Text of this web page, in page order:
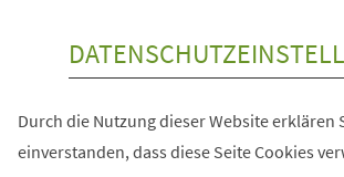
Durch die Nutzung dieser Website erklären
einverstanden, dass diese Seite Cookies